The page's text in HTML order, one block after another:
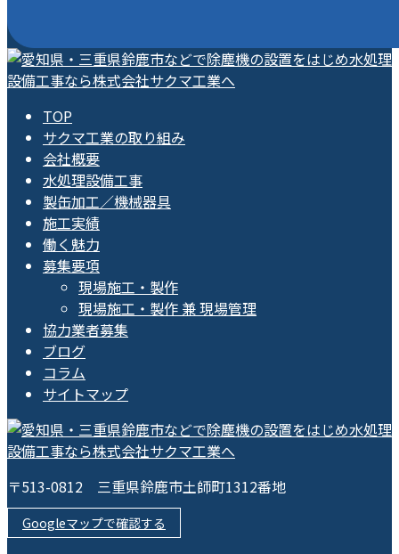
TOP
サクマ工業の取り組み
会社概要
水処理設備工事
製缶加工／機械器具
施工実績
働く魅力
募集要項
現場施工・製作
現場施工・製作 兼 現場管理
協力業者募集
ブログ
コラム
サイトマップ
〒513-0812 三重県鈴鹿市土師町1312番地
Googleマップで確認する